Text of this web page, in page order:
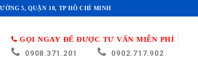
5, QUẬN 10, TP HỒ CHÍ MINH
GỌI NGAY ĐỂ ĐƯỢC TƯ VẤN MIỄN PHÍ
0908.371.201 0902.717.902